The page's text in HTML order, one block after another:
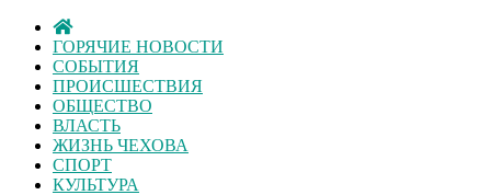
ГОРЯЧИЕ НОВОСТИ
СОБЫТИЯ
ПРОИСШЕСТВИЯ
ОБЩЕСТВО
ВЛАСТЬ
ЖИЗНЬ ЧЕХОВА
СПОРТ
КУЛЬТУРА